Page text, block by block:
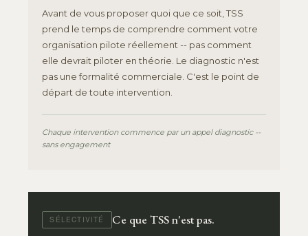
Avant de vous proposer quoi que ce soit, TSS
prend le temps de comprendre comment votre
organisation pilote réellement -- pas comment
elle devrait piloter en théorie. Le diagnostic n'est
pas une formalité commerciale. C'est le point de
départ de toute intervention.
Chaque intervention commence par un appel diagnostic --
sans engagement
SÉLECTIVITÉ Ce que TSS n'est pas.